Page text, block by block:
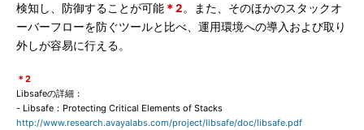
検知し、防御することが可能 ＊2。また、そのほかのスタックオ
ーバーフローを防ぐツールと比べ、運用環境への導入および取り
外しが容易に行える。
＊2
Libsafeの詳細：
- Libsafe：Protecting Critical Elements of Stacks
http://www.research.avayalabs.com/project/libsafe/doc/libsafe.pdf